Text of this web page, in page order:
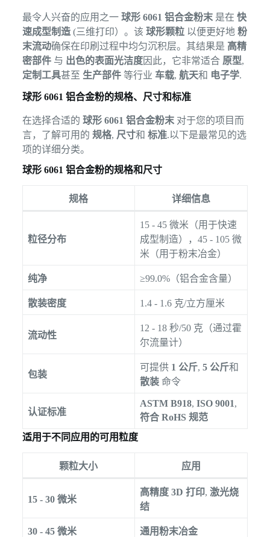
最令人兴奋的应用之一 球形 6061 铝合金粉末是在 快
速成型制造(三维打印）。该 球形颗粒以便更好地 粉
末流动确保在印刷过程中均匀沉积层。其结果是 高精
密部件与 出色的表面光洁度因此，它非常适合 原型,
定制工具甚至 生产部件等行业 车载, 航天和 电子学.
球形 6061 铝合金粉的规格、尺寸和标准
在选择合适的 球形 6061 铝合金粉末对于您的项目而
言，了解可用的 规格, 尺寸和 标准.以下是最常见的选
项的详细分类。
球形 6061 铝合金粉的规格和尺寸
规格 详细信息
粒径分布
15 - 45 微米（用于快速
成型制造），45 - 105 微
米（用于粉末冶金）
纯净 ≥99.0%（铝合金含量）
散装密度 1.4 - 1.6 克/立方厘米
流动性
12 - 18 秒/50 克（通过霍
尔流量计）
包装
可提供 1 公斤, 5 公斤和
散装命令
认证标准
ASTM B918, ISO 9001,
符合 RoHS 规范
适用于不同应用的可用粒度
颗粒大小 应用
15 - 30 微米
高精度 3D 打印, 激光烧
结
30 - 45 微米 通用粉末冶金